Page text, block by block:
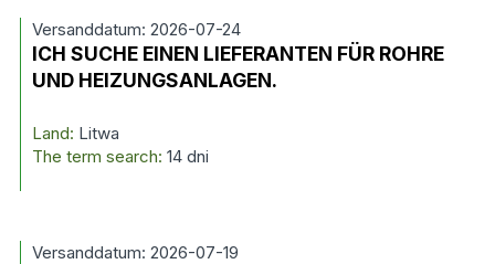
Versanddatum: 2026-07-24
ICH SUCHE EINEN LIEFERANTEN FÜR ROHRE
UND HEIZUNGSANLAGEN.
Land: Litwa
The term search: 14 dni
Versanddatum: 2026-07-19